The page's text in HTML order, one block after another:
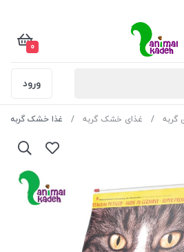
0
ورود
گربه غذای خشک گربه غذا خشک گربه